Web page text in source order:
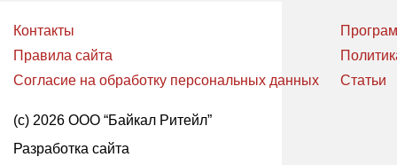
Контакты
Правила сайта
Согласие на обработку персональных данных
Статьи
(с) 2026 ООО “Байкал Ритейл”
Разработка сайта